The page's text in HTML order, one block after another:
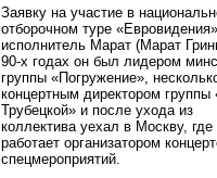
Заявку на участие в
отборочном туре
исполнитель Марат (Марат
90-х годах он был лидером
группы «Погружение»,
концертным директором группы
Трубецкой» и после ухода из
коллектива уехал в Москву, где
работает организатором
спецмероприятий.